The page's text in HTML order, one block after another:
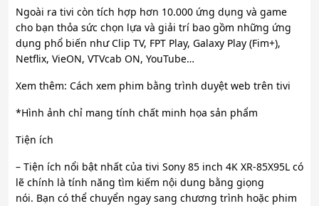
Ngoài ra tivi còn tích hợp hơn 10.000 ứng dụng và game
cho bạn thỏa sức chọn lựa và giải trí bao gồm những ứng
dụng phổ biến như Clip TV, FPT Play, Galaxy Play (Fim+),
Netflix, VieON, VTVcab ON, YouTube…
Xem thêm: Cách xem phim bằng trình duyệt web trên tivi
*Hình ảnh chỉ mang tính chất minh họa sản phẩm
Tiện ích
– Tiện ích nổi bật nhất của tivi Sony 85 inch 4K XR-85X95L có
lẽ chính là tính năng tìm kiếm nội dung bằng giọng
nói. Bạn có thể chuyển ngay sang chương trình hoặc phim